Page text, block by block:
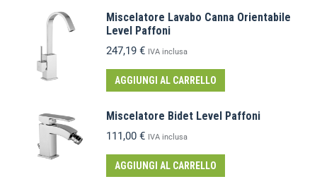
Miscelatore Lavabo Canna Orientabile
Level Paffoni
247,19 € IVA inclusa
AGGIUNGI AL CARRELLO
Miscelatore Bidet Level Paffoni
111,00 € IVA inclusa
AGGIUNGI AL CARRELLO